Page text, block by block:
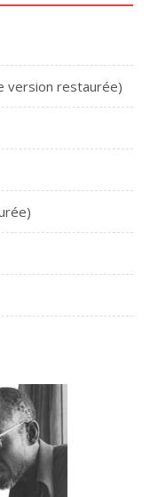
version restaurée)